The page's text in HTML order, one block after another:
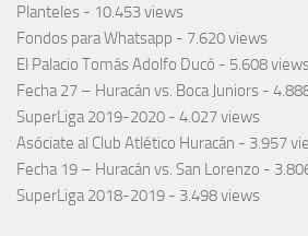
Planteles - 10.453 views
Fondos para Whatsapp - 7.620 views
El Palacio Tomás Adolfo Ducó - 5.608
Fecha 27 – Huracán vs. Boca Juniors -
SuperLiga 2019-2020 - 4.027 views
Asóciate al Club Atlético Huracán - 3.957
Fecha 19 – Huracán vs. San Lorenzo -
SuperLiga 2018-2019 - 3.498 views